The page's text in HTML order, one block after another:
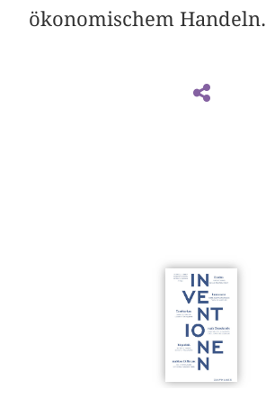
ökonomischem Handeln.